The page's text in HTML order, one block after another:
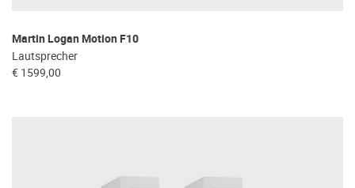
Martin Logan Motion F10
Lautsprecher
€ 1599,00